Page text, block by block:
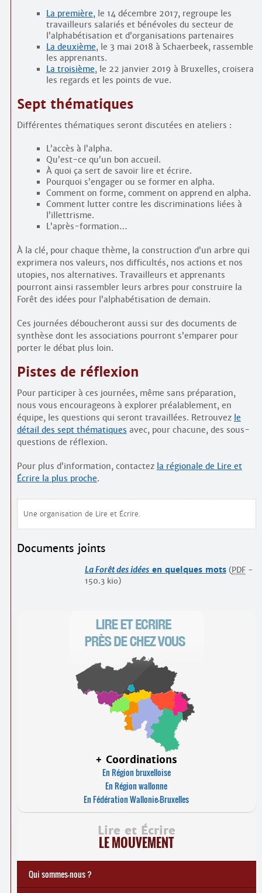
La première, le 14 décembre 2017, regroupe les
travailleurs salariés et bénévoles du secteur de
l’alphabétisation et d’organisations partenaires
La deuxième, le 3 mai 2018 à Schaerbeek, rassemble
les apprenants.
La troisième, le 22 janvier 2019 à Bruxelles, croisera
les regards et les points de vue.
Sept thématiques
Différentes thématiques seront discutées en ateliers :
L’accès à l’alpha.
Qu’est-ce qu’un bon accueil.
À quoi ça sert de savoir lire et écrire.
Pourquoi s’engager ou se former en alpha.
Comment on forme, comment on apprend en alpha.
Comment lutter contre les discriminations liées à
l’illettrisme.
L’après-formation…
À la clé, pour chaque thème, la construction d’un arbre qui
exprimera nos valeurs, nos difficultés, nos actions et nos
utopies, nos alternatives. Travailleurs et apprenants
pourront ainsi rassembler leurs arbres pour construire la
Forêt des idées pour l’alphabétisation de demain.
Ces journées déboucheront aussi sur des documents de
synthèse dont les associations pourront s’emparer pour
porter le débat plus loin.
Pistes de réflexion
Pour participer à ces journées, même sans préparation,
nous vous encourageons à explorer préalablement, en
équipe, les questions qui seront travaillées. Retrouvez le
détail des sept thématiques avec, pour chacune, des sous-
questions de réflexion.
Pour plus d’information, contactez la régionale de Lire et
Écrire la plus proche.
Une organisation de Lire et Écrire.
Documents joints
La Forêt des idéesen quelques mots ( PDF-
150.3 kio)
+ Coordinations
En Région bruxelloise
En Région wallonne
En Fédération Wallonie-Bruxelles
Lire et Écrire
LE MOUVEMENT
Qui sommes-nous ?